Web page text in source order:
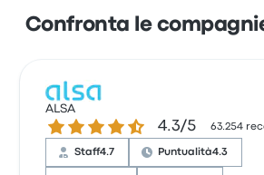
Confronta le
ALSA
4.3 su 5 stelle 4.3/5 63.254
Staff4.7 Puntualità4.3